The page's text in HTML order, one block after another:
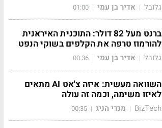
גלובל | אדיר בן עמי |
01:00
ברנט מעל 82 דולר: התוכנית האיראנית
להורמוז טרפה את הקלפים בשוקי הנפט
גלובל | אדיר בן עמי |
00:36
השוואה מעשית: איזה צ'אט AI מתאים
לאיזו משימה, וכמה זה עולה
BizTech
| מנדי הניג |
00:35